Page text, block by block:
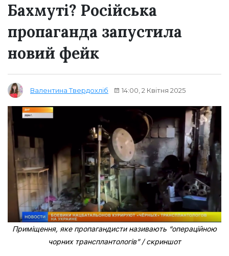
Бахмуті? Російська
пропаганда запустила
новий фейк
Валентина Твердохліб 14:00, 2 Квітня 2025
Приміщення, яке пропагандисти називають “операційною
чорних трансплантологів” / скриншот